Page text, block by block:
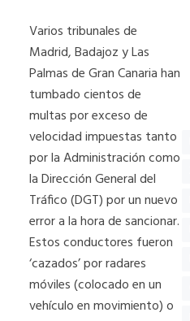
Varios tribunales de
Madrid, Badajoz y Las
Palmas de Gran Canaria han
tumbado cientos de
multas por exceso de
velocidad impuestas tanto
por la Administración como
la Dirección General del
Tráfico (DGT) por un nuevo
error a la hora de sancionar.
Estos conductores fueron
‘cazados’ por radares
móviles (colocado en un
vehículo en movimiento) o